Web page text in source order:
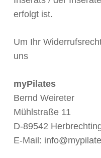
erfolgt ist.
Um Ihr
uns
myPilates
Bernd Weireter
Mühlstraße 11
D-89542
E-Mail: